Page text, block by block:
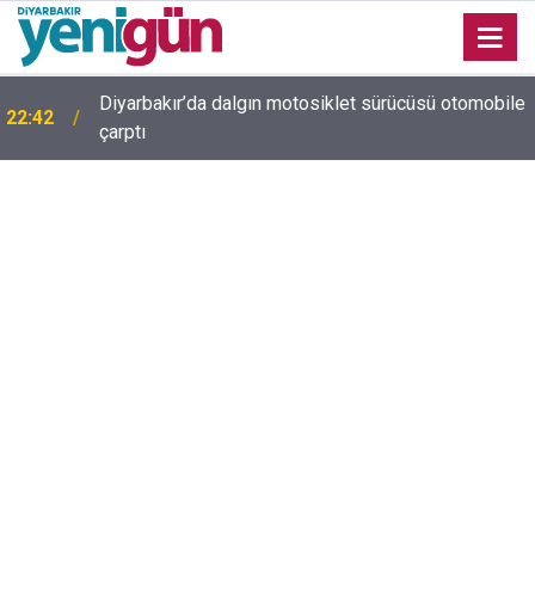
Diyarbakır’da dalgın motosiklet sürücüsü otomobile
çarptı
22:37
Diyarbakır trafiğinde şaşırtan görüntü: Dönüp dönüp
baktılar